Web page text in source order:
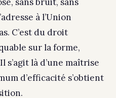
à l’Union
C’est du droit
sur la forme,
là d’une maîtrise
d’efficacité s’obtient